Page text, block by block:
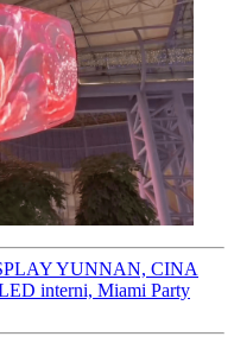
YUNNAN, CINA
interni, Miami Party